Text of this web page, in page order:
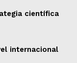
científica
internacional